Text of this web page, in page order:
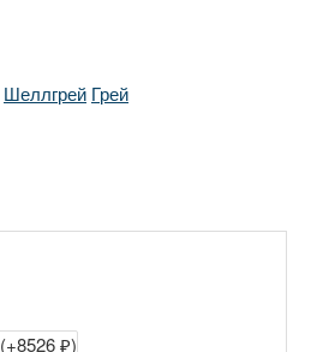
Шеллгрей Грей
(+8526 ₽)